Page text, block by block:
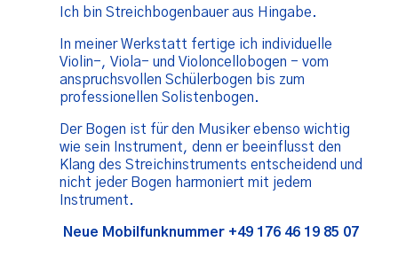
Ich bin Streichbogenbauer aus Hingabe.
In meiner Werkstatt fertige ich individuelle
Violin-, Viola- und Violoncellobogen - vom
anspruchsvollen Schülerbogen bis zum
professionellen Solistenbogen.
Der Bogen ist für den Musiker ebenso wichtig
wie sein Instrument, denn er beeinflusst den
Klang des Streichinstruments entscheidend und
nicht jeder Bogen harmoniert mit jedem
Instrument.
Neue Mobilfunknummer +49 176 46 19 85 07